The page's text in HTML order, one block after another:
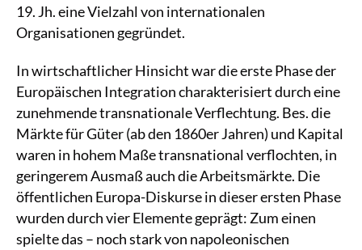
19. Jh. eine Vielzahl von internationalen
Organisationen gegründet.
In wirtschaftlicher Hinsicht war die erste Phase der
Europäischen Integration charakterisiert durch eine
zunehmende transnationale Verflechtung. Bes. die
Märkte für Güter (ab den 1860er Jahren) und Kapital
waren in hohem Maße transnational verflochten, in
geringerem Ausmaß auch die Arbeitsmärkte. Die
öffentlichen Europa-Diskurse in dieser ersten Phase
wurden durch vier Elemente geprägt: Zum einen
spielte das – noch stark von napoleonischen